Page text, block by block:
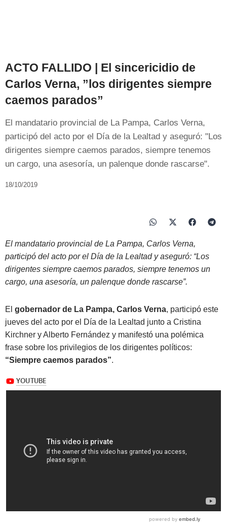
ACTO FALLIDO | El sincericidio de
Carlos Verna, ”los dirigentes siempre
caemos parados”
El mandatario provincial de La Pampa, Carlos Verna,
participó del acto por el Día de la Lealtad y aseguró: "Los
dirigentes siempre caemos parados, siempre tenemos
un cargo, una asesoría, un palenque donde rascarse".
18/10/2019
El mandatario provincial de La Pampa, Carlos Verna,
participó del acto por el Día de la Lealtad y aseguró: “Los
dirigentes siempre caemos parados, siempre tenemos un
cargo, una asesoría, un palenque donde rascarse”.
El gobernador de La Pampa, Carlos Verna, participó este
jueves del acto por el Día de la Lealtad junto a Cristina
Kirchner y Alberto Fernández y manifestó una polémica
frase sobre los privilegios de los dirigentes políticos:
“Siempre caemos parados”.